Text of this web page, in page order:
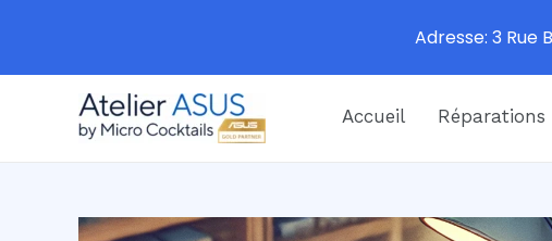
Accueil Réparations
Adresse: 3 Rue